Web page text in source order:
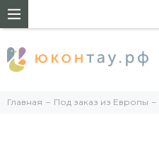
Главная Под заказ из Европы